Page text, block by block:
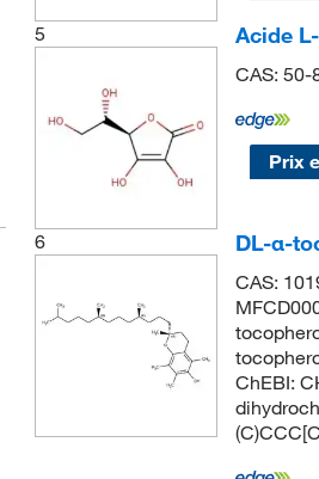
5 Acide
CAS: 50-
Prix
6 DL-α-
CAS:
ChEBI: